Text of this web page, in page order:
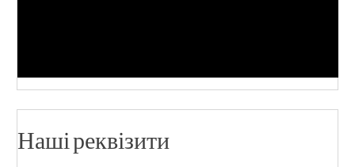
Наші реквізити